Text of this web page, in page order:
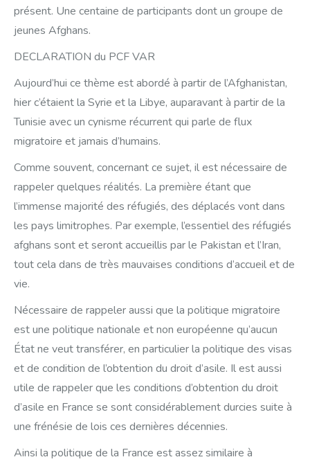
présent. Une centaine de participants dont un groupe de
jeunes Afghans.
DECLARATION du PCF VAR
Aujourd’hui ce thème est abordé à partir de l’Afghanistan,
hier c’étaient la Syrie et la Libye, auparavant à partir de la
Tunisie avec un cynisme récurrent qui parle de flux
migratoire et jamais d’humains.
Comme souvent, concernant ce sujet, il est nécessaire de
rappeler quelques réalités. La première étant que
l’immense majorité des réfugiés, des déplacés vont dans
les pays limitrophes. Par exemple, l’essentiel des réfugiés
afghans sont et seront accueillis par le Pakistan et l’Iran,
tout cela dans de très mauvaises conditions d’accueil et de
vie.
Nécessaire de rappeler aussi que la politique migratoire
est une politique nationale et non européenne qu’aucun
État ne veut transférer, en particulier la politique des visas
et de condition de l’obtention du droit d’asile. Il est aussi
utile de rappeler que les conditions d’obtention du droit
d’asile en France se sont considérablement durcies suite à
une frénésie de lois ces dernières décennies.
Ainsi la politique de la France est assez similaire à